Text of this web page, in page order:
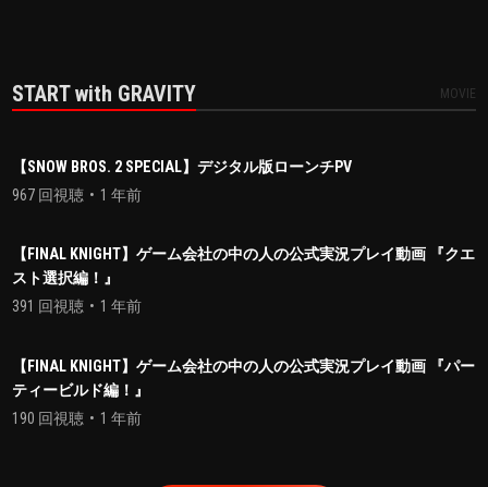
START with GRAVITY MOVIE
【SNOW BROS. 2 SPECIAL】デジタル版ローンチPV
967 回視聴
1 年前
【FINAL KNIGHT】ゲーム会社の中の人の公式実況プレイ動画 『クエ
スト選択編！』
391 回視聴
1 年前
【FINAL KNIGHT】ゲーム会社の中の人の公式実況プレイ動画 『パー
ティービルド編！』
190 回視聴
1 年前